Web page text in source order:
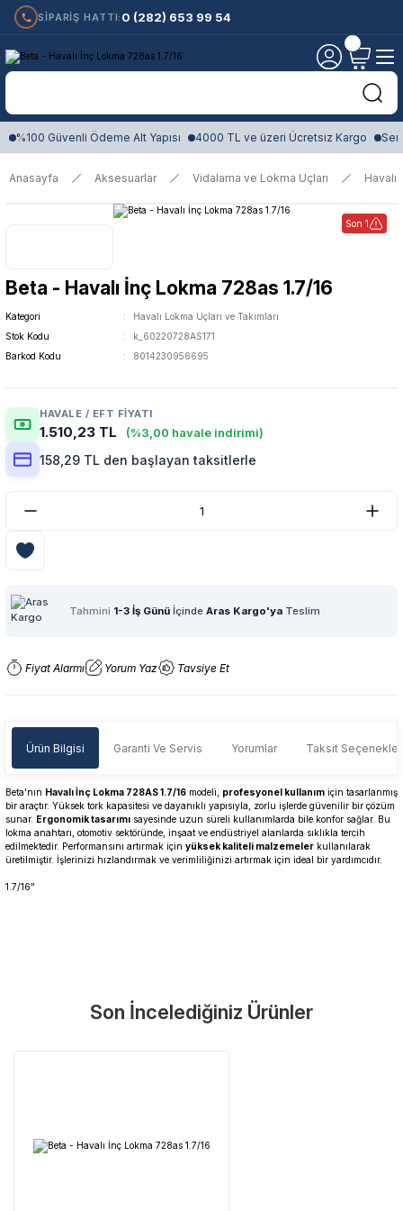
SİPARİŞ HATTI: 0 (282) 653 99 54
%100 Güvenli Ödeme Alt Yapısı 4000 TL ve üzeri Ücretsiz Kargo
Anasayfa Aksesuarlar Vidalama ve Lokma Uçları Havalı
Son 1
Beta - Havalı İnç Lokma 728as 1.7/16
Kategori
Havalı Lokma Uçları ve Takımları
Stok Kodu
k_60220728AS171
Barkod Kodu
8014230956695
HAVALE / EFT FIYATI
1.510,23 TL (%3,00 havale indirimi)
158,29 TL den başlayan taksitlerle
Tahmini 1-3 İş Günü İçinde Aras Kargo'ya Teslim
Fiyat Alarmı Yorum Yaz Tavsiye Et
Ürün Bilgisi Garanti Ve Servis Yorumlar Taksit
Beta'nın Havalı İnç Lokma 728AS 1.7/16 modeli, profesyonel kullanım için tasarlanmış
bir araçtır. Yüksek tork kapasitesi ve dayanıklı yapısıyla, zorlu işlerde güvenilir bir çözüm
sunar. Ergonomik tasarımı sayesinde uzun süreli kullanımlarda bile konfor sağlar. Bu
lokma anahtarı, otomotiv sektöründe, inşaat ve endüstriyel alanlarda sıklıkla tercih
edilmektedir. Performansını artırmak için yüksek kaliteli malzemeler kullanılarak
üretilmiştir. İşlerinizi hızlandırmak ve verimliliğinizi artırmak için ideal bir yardımcıdır.
1.7/16"
Tüm ürünlerimiz üretici firma garantisi altındadır. Size en yakın
Orijinal garanti belgeli ürünler
Yorum Yaz
Son İncelediğiniz Ürünler